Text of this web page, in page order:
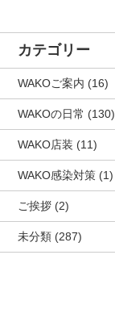
カテゴリー
WAKOご案内 (16)
WAKOの日常 (130)
WAKO店装 (11)
WAKO感染対策 (1)
ご挨拶 (2)
未分類 (287)